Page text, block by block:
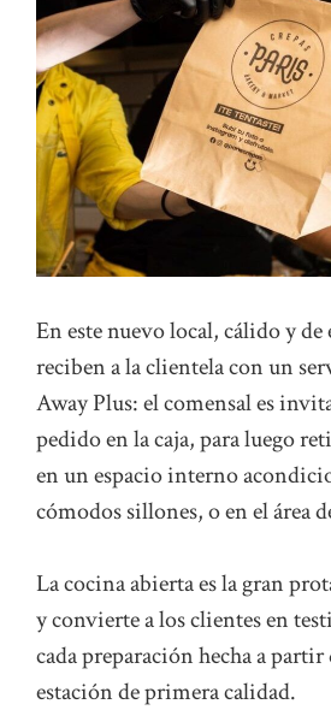
En este nuevo local, cálido y
reciben a la clientela con un
Away Plus: el comensal es
pedido en la caja, para luego
en un espacio interno
cómodos sillones, o en el área
La cocina abierta es la gran
y convierte a los clientes en
cada preparación hecha a
estación de primera calidad.